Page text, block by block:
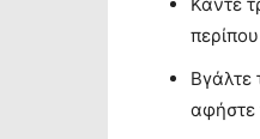
περίπου
Βγάλτε
αφήστε